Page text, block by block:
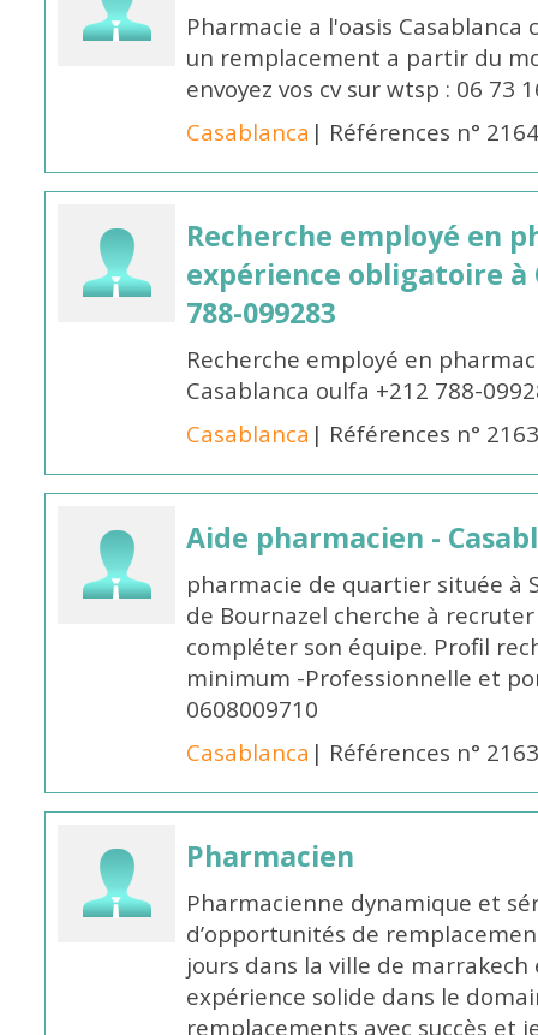
Pharmacie a l'oasis
un remplacement a partir du
envoyez vos cv sur wtsp : 06 73
Casablanca | Références n°
Recherche employé en
expérience obligatoire à
788-099283
Recherche employé en
Casablanca oulfa +212 788-
Casablanca | Références n°
Aide pharmacien -
pharmacie de quartier située à
de Bournazel cherche à
compléter son équipe. Profil
minimum -Professionnelle et
0608009710
Casablanca | Références n°
Pharmacien
Pharmacienne dynamique et
d’opportunités de
jours dans la ville de marrakech
expérience solide dans le
remplacements avec succès et